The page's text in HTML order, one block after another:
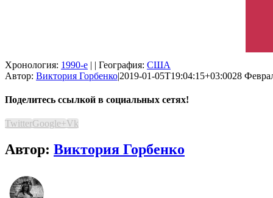
Хронология: 1990-е | | География: США
Автор: Виктория Горбенко|2019-01-05T19:04:15+03:0028
Поделитесь ссылкой в социальных сетях!
TwitterGoogle+Vk
Автор: Виктория Горбенко